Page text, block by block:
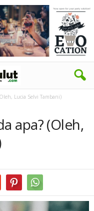
Lucia Selvi Tambani)
apa? (Oleh,